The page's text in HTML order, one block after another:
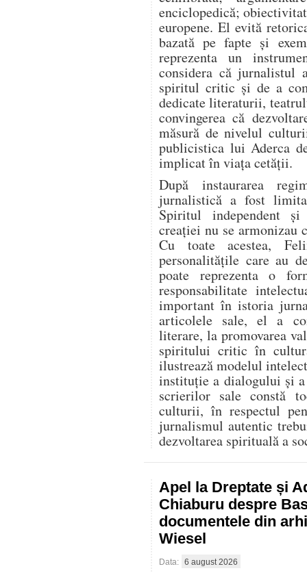
enciclopedică;
europene. El evită
bazată pe fapte și
reprezenta un
considera că jurnalistul
spiritul critic și de a
dedicate literaturii,
convingerea că
măsură de nivelul
publicistica lui Aderca
implicat în viața cetății.
După instaurarea
jurnalistică a fost
Spiritul independent
creației nu se armonizau
Cu toate acestea,
personalitățile care au
poate reprezenta o
responsabilitate
important în istoria
articolele sale, el a
literare, la promovarea
spiritului critic în
ilustrează modelul
instituție a dialogului și
scrierilor sale constă
culturii, în respectul
jurnalismul autentic
dezvoltarea spirituală a
Apel la Dreptate și
Chiaburu despre
documentele din
Wiesel
Data: 6 august 2026